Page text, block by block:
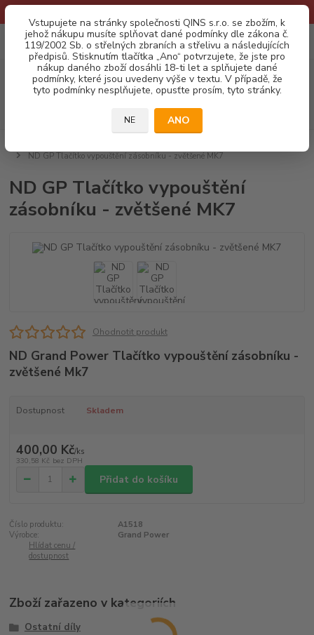
Vstupujete na stránky společnosti QINS s.r.o. se zbožím, k
jehož nákupu musíte splňovat dané podmínky dle zákona č.
119/2002 Sb. o střelných zbraních a střelivu a následujících
předpisů. Stisknutím tlačítka „Ano“ potvrzujete, že jste pro
nákup daného zboží dosáhli 18-ti let a splňujete dané
podmínky, které jsou uvedeny výše v textu. V případě, že
tyto podmínky nesplňujete, opusťte prosím, tyto stránky.
NE ANO
Menu
CZK 0
za0,00 Kč
ND GP Tlačítko vypouštění zásobníku - zvětšené MK7
ND GP Tlačítko vypouštění
zásobníku - zvětšené MK7
Ohodnotit produkt
ND Grand Power Tlačítko vypouštění zásobníku -
zvětšené Mk7
Dostupnost Skladem
400,00 Kč/ks
330,58 Kč bez DPH
Přidat do košíku
Číslo produktu:
A1518
Výrobce:
Grand Power
Hlídat cenu /
dostupnost
Zboží zařazeno v kategoriích
Ostatní díly